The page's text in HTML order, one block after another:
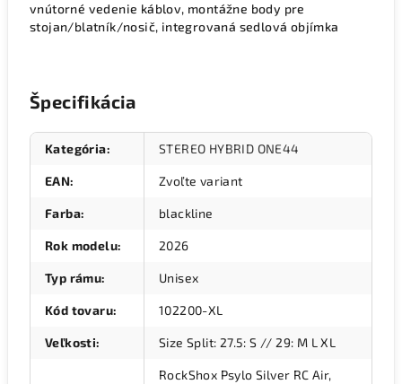
vnútorné vedenie káblov, montážne body pre
stojan/blatník/nosič, integrovaná sedlová objímka
Špecifikácia
Kategória: STEREO HYBRID ONE44
EAN: Zvoľte variant
Farba: blackline
Rok modelu: 2026
Typ rámu: Unisex
Kód tovaru: 102200-XL
Veľkosti: Size Split: 27.5: S // 29: M L XL
RockShox Psylo Silver RC Air,